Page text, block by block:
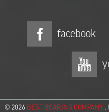
facebook
© 2026 BEST BEARING COMPANY .